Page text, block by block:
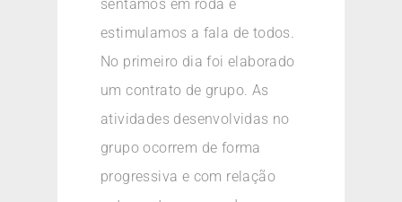
sentamos em roda e
estimulamos a fala de todos.
No primeiro dia foi elaborado
um contrato de grupo. As
atividades desenvolvidas no
grupo ocorrem de forma
progressiva e com relação